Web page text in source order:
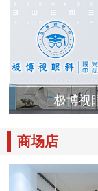
极博视
商场店